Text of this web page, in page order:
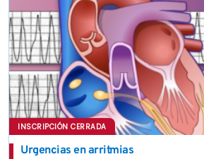
INSCRIPCIÓN CERRADA
Urgencias en arritmias